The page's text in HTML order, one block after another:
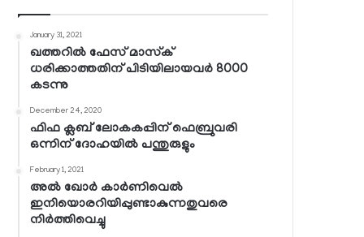
January 31, 2021
ഖത്തറില്‍ ഫേസ് മാസ്‌ക്
ധരിക്കാത്തതിന് പിടിയിലായവര്‍ 8000
കടന്നു
December 24, 2020
ഫിഫ ക്ലബ് ലോകകപ്പിന് ഫെബ്രുവരി
ഒന്നിന് ദോഹയില്‍ പന്തുരുളും
February 1, 2021
അല്‍ ഖോര്‍ കാര്‍ണിവെല്‍
ഇനിയൊരറിയിപ്പുണ്ടാകുന്നതുവരെ
നിര്‍ത്തിവെച്ചു